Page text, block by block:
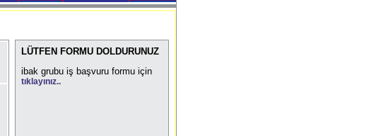
LÜTFEN FORMU DOLDURUNUZ
ibak grubu iş başvuru formu için
tıklayınız..